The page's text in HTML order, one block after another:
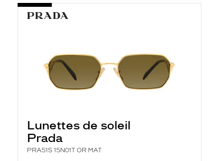
Lunettes de soleil
Prada
PRA51S 15N01T OR MAT